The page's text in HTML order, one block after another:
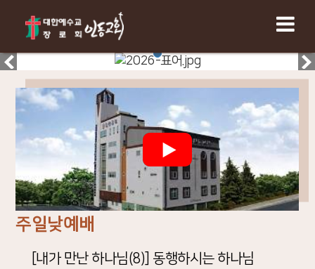
주일낮예배
[내가 만난 하나님(8)] 동행하시는 하나님